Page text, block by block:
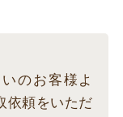
のお客様よ
依頼をいただ